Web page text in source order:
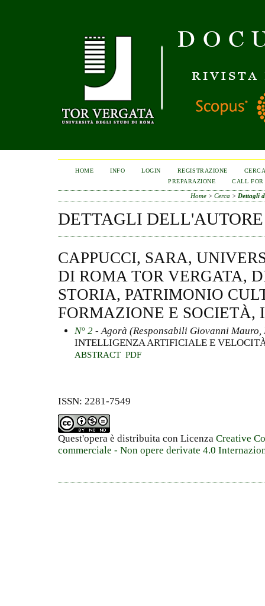
HOME INFO LOGIN REGISTRAZIONE
PREPARAZIONE
CALL FOR
Home> Cerca > Dettagli
DETTAGLI DELL'AUTORE
CAPPUCCI, SARA,
DI ROMA TOR VERGATA,
STORIA, PATRIMONIO
FORMAZIONE E SOCIETÀ,
N° 2 - Agorà (Responsabili Giovanni Mauro,
INTELLIGENZA ARTIFICIALE E
ABSTRACT PDF
ISSN: 2281-7549
Quest'opera è distribuita con Licenza Creative
commerciale - Non opere derivate 4.0